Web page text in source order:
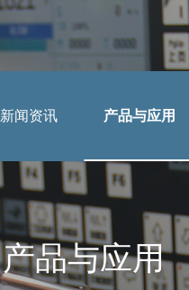
新闻资讯
公司动态
行业动态
媒体报道
产品与应用
产品与应用